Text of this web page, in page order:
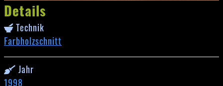
Details
Technik
Farbholzschnitt
Jahr
1998